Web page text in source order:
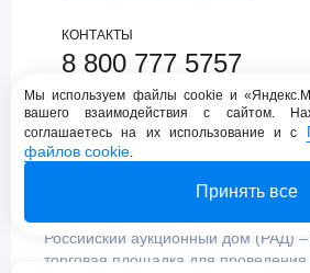
КОНТАКТЫ
8 800 777 5757
support@lot-online.ru
Техническая
Российский аукционный дом (РАД)
торговая площадка для проведения
Мы используем файлы cookie и
вашего взаимодействия с сайтом.
соглашаетесь на их использование и с
файлов cookie.
Принять все